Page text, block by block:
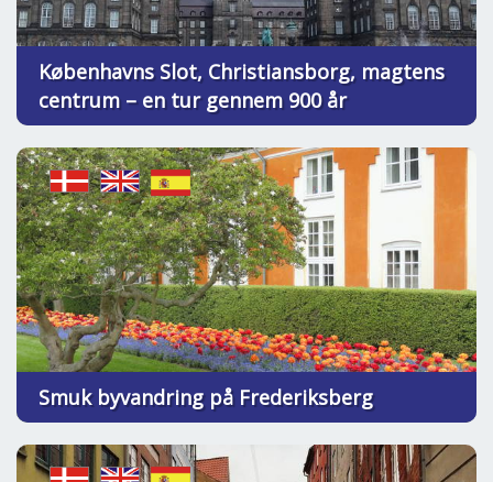
Københavns Slot, Christiansborg, magtens
centrum – en tur gennem 900 år
Smuk byvandring på Frederiksberg